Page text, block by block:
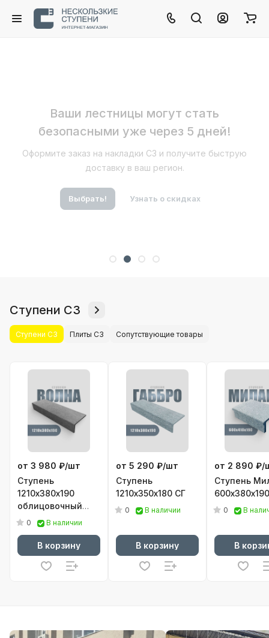
Ваши лестницы могут стать
безопасными уже через 5 дней!
Оформите заказ на накладки C3 и получите быструю
доставку в ваш регион.
Выбрать! Узнать о скидках
Ступени С3
Ступени С3 Плиты С3 Сопутствующие товары
от 3 980 ₽/шт
Ступень
1210х380х190
облицовочный
элемент С3
Волна с
логотипом Цвет
красный,
0 В наличии
В корзину
от 5 290 ₽/шт
Ступень
1210х350х180 СГ
0 В наличии
В корзину
от 2 890 ₽/
Ступень
600х380х190
0 В
В